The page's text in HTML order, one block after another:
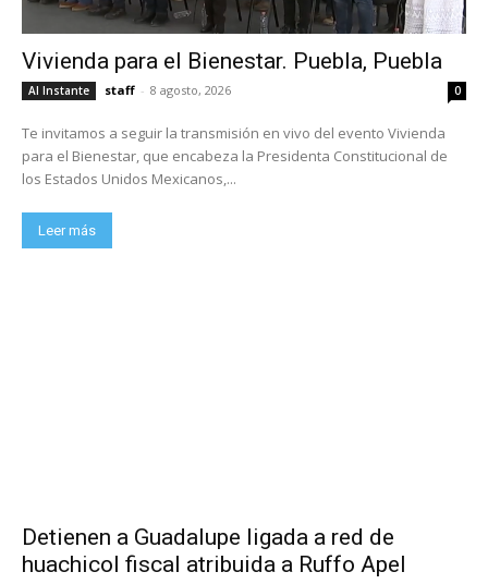
Vivienda para el Bienestar. Puebla, Puebla
Al Instante staff - 8 agosto, 2026 0
Te invitamos a seguir la transmisión en vivo del evento Vivienda
para el Bienestar, que encabeza la Presidenta Constitucional de
los Estados Unidos Mexicanos,...
Leer más
Detienen a Guadalupe ligada a red de
huachicol fiscal atribuida a Ruffo Apel